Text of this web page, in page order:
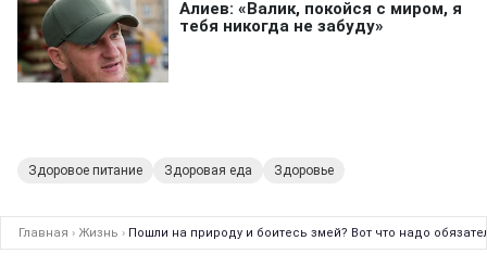
Здоровое питание Здоровая еда Здоровье
Главная › Жизнь › Пошли на природу и боитесь змей? Вот что надо